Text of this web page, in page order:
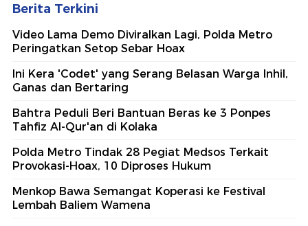
Berita Terkini
Video Lama Demo Diviralkan Lagi, Polda Metro
Peringatkan Setop Sebar Hoax
Ini Kera 'Codet' yang Serang Belasan Warga Inhil,
Ganas dan Bertaring
Bahtra Peduli Beri Bantuan Beras ke 3 Ponpes
Tahfiz Al-Qur'an di Kolaka
Polda Metro Tindak 28 Pegiat Medsos Terkait
Provokasi-Hoax, 10 Diproses Hukum
Menkop Bawa Semangat Koperasi ke Festival
Lembah Baliem Wamena